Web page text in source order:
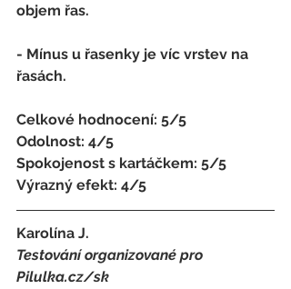
objem řas.
- Mínus u řasenky je víc vrstev na
řasách.
Celkové hodnocení: 5/5
Odolnost: 4/5
Spokojenost s kartáčkem: 5/5
Výrazný efekt: 4/5
Karolína J.
Testování organizované pro
Pilulka.cz/sk